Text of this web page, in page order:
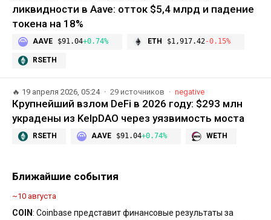
ликвидности в Aave: отток $5,4 млрд и падение
токена на 18%
AAVE $91.04+0.74% ETH $1,917.42-0.15%
RSETH
🔥 19 апреля 2026, 05:24 29 источников negative
Крупнейший взлом DeFi в 2026 году: $293 млн
украдены из KelpDAO через уязвимость моста
RSETH AAVE $91.04+0.74% WETH
Ближайшие события
~10 августа
COIN: Coinbase представит финансовые результаты за